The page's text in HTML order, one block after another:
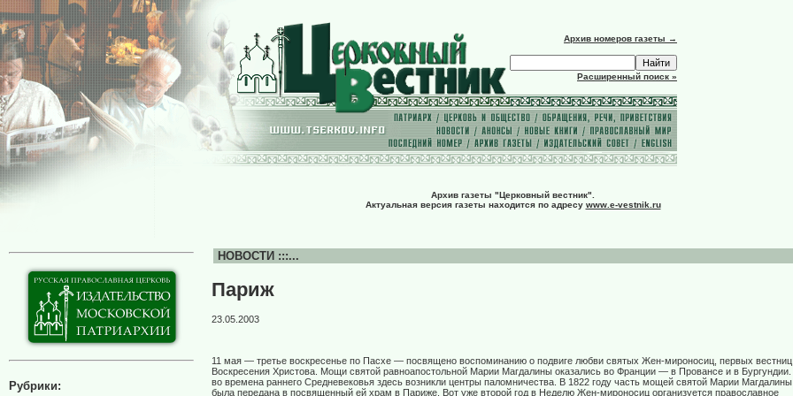
Архив номеров газеты →
Расширенный поиск »
Архив газеты "Церковный вестник".
Актуальная версия газеты находится по адресу www.e-vestnik.ru
Рубрики:
НОВОСТИ :::...
Париж
23.05.2003
11 мая — третье воскресенье по Пасхе — посвящено воспоминанию о подвиге любви святых Жен-мироносиц, первых вестниц
Воскресения Христова. Мощи святой равноапостольной Марии Магдалины оказались во Франции — в Провансе и в
во времена раннего Средневековья здесь возникли центры паломничества. В 1822 году часть мощей святой Марии Магдалины
была передана в посвященный ей храм в Париже. Вот уже второй год в Неделю Жен-мироносиц организуется православное